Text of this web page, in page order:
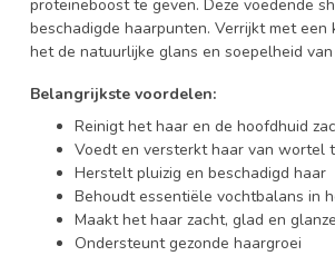
proteïneboost te geven. Deze voedende
beschadigde haarpunten. Verrijkt met
het de natuurlijke glans en soepelheid
Belangrijkste voordelen:
Reinigt het haar en de hoofdhuid
Voedt en versterkt haar van wortel
Herstelt pluizig en beschadigd haar
Behoudt essentiële vochtbalans in
Maakt het haar zacht, glad en
Ondersteunt gezonde haargroei